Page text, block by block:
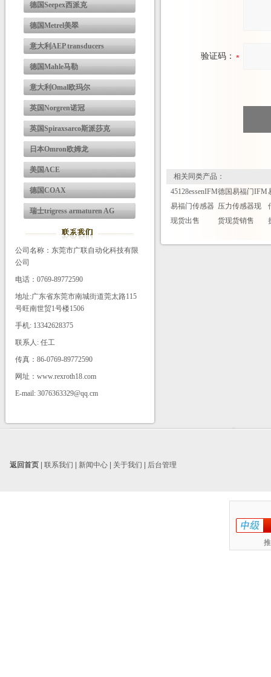
德国Seepex西派克
德国Metrel美翠
意大利AEP transducers
德国Mahle马勒
意大利Omal欧玛尔
英国Norgren诺冠
英国Spiraxsarco斯派莎克
日本Omron欧姆龙
美国ACE
德国COAX
瑞士trigress armaturen AG
公司名称：东莞市广联自动化科技有限
公司
电话：0769-89772590
地址:广东省东莞市南城街道莞太路115
号旺南世贸1号楼1506
手机: 13342628375
联系人: 任工
传真：86-0769-89772590
网址：www.rexroth18.com
E-mail: 3076363329@qq.cm
验证码：
相关同类产品：
45128essenIFM
易福门传感器
现货出售
德国易福门IFM
压力传感器现
货现货销售
返回首页 联系我们 新闻中心 关于我们 后台管理